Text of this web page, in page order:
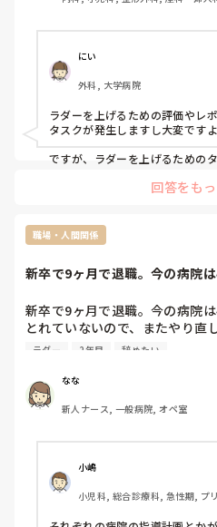
にい
外科, 大学病院
ラダーを上げるための評価やレ
タスクが発生しますし大変ですよ
ですが、ラダーを上げるための
色々なご経験から、ラダー取得
回答をも
職場・人間関係
新卒で9ヶ月で退職。今の病院
新卒で9ヶ月で退職。今の病院
とれていないので、またやり直
が、、人間関係が悪くもう辞め
ってまたいちからやり直しでし
ラダーとった方がいいのでしょう
ラダー 2年目 辞めたい
なな
新人ナース, 一般病院, オペ室
小嶋
小児科, 総合診療科, 急性期, プ